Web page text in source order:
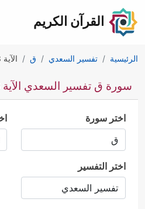
القرآن الكريم
الرئيسية تفسير السعدي ق الآية 28
سورة ق تفسير السعدي الآية 28
اختر سورة
اختر التفسير